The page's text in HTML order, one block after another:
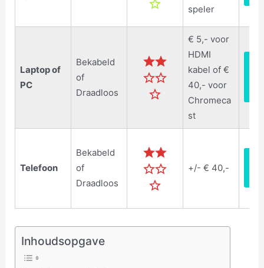
speler
Laptop of
PC
Bekabeld
of
Draadloos
€ 5,- voor
HDMI
kabel of €
40,- voor
Chromeca
st
Telefoon
Bekabeld
of
Draadloos
+/- € 40,-
Inhoudsopgave